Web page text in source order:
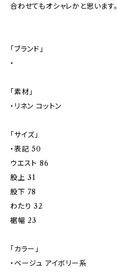
合わせてもオシャレかと思います。
「ブランド」
・
「素材」
・リネン コットン
「サイズ」
・表記 50
ウエスト 86
股上 31
股下 78
わたり 32
裾幅 23
「カラー」
・ベージュ アイボリー系